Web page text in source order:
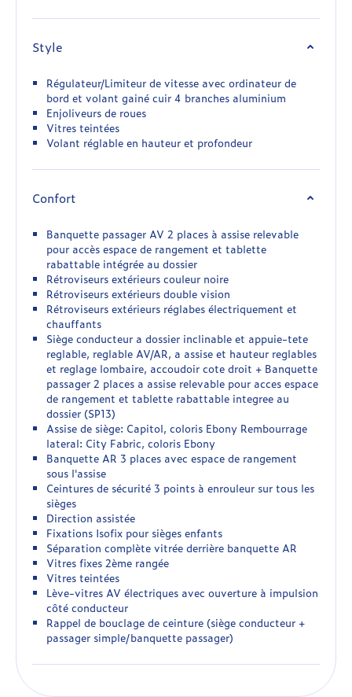
Style
Régulateur/Limiteur de vitesse avec ordinateur de
bord et volant gainé cuir 4 branches aluminium
Enjoliveurs de roues
Vitres teintées
Volant réglable en hauteur et profondeur
Confort
Banquette passager AV 2 places à assise relevable
pour accès espace de rangement et tablette
rabattable intégrée au dossier
Rétroviseurs extérieurs couleur noire
Rétroviseurs extérieurs double vision
Rétroviseurs extérieurs réglabes électriquement et
chauffants
Siège conducteur a dossier inclinable et appuie-tete
reglable, reglable AV/AR, a assise et hauteur reglables
et reglage lombaire, accoudoir cote droit + Banquette
passager 2 places a assise relevable pour acces espace
de rangement et tablette rabattable integree au
dossier (SP13)
Assise de siège: Capitol, coloris Ebony Rembourrage
lateral: City Fabric, coloris Ebony
Banquette AR 3 places avec espace de rangement
sous l'assise
Ceintures de sécurité 3 points à enrouleur sur tous les
sièges
Direction assistée
Fixations Isofix pour sièges enfants
Séparation complète vitrée derrière banquette AR
Vitres fixes 2ème rangée
Vitres teintées
Lève-vitres AV électriques avec ouverture à impulsion
côté conducteur
Rappel de bouclage de ceinture (siège conducteur +
passager simple/banquette passager)